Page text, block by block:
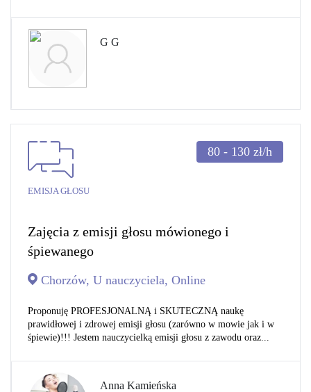
G G
EMISJA GŁOSU
80 - 130 zł/h
Zajęcia z emisji głosu mówionego i
śpiewanego
Chorzów, U nauczyciela, Online
Proponuję PROFESJONALNĄ i SKUTECZNĄ naukę
prawidłowej i zdrowej emisji głosu (zarówno w mowie jak i w
śpiewie)!!! Jestem nauczycielką emisji głosu z zawodu oraz...
Anna Kamieńska